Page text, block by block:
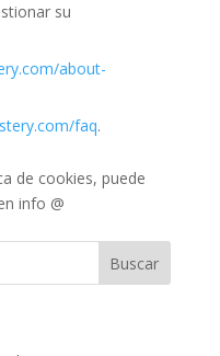
su
about-
faq.
de cookies, puede
info @